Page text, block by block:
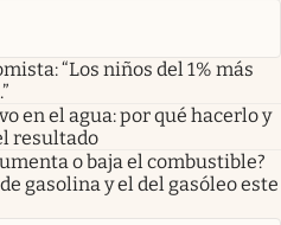
“Los niños del 1% más
en el agua: por qué hacerlo y
resultado
o baja el combustible?
gasolina y el del gasóleo este